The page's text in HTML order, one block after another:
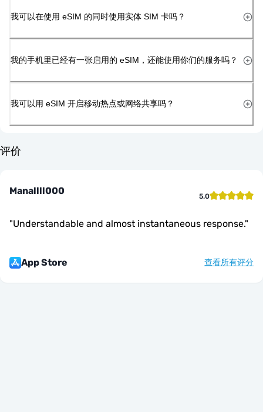
我可以在使用 eSIM 的同时使用实体 SIM 卡吗？
我的手机里已经有一张启用的 eSIM，还能使用你们的服务吗？
我可以用 eSIM 开启移动热点或网络共享吗？
评价
Manallll000 5.0
"Understandable and almost instantaneous response."
App Store 查看所有评分